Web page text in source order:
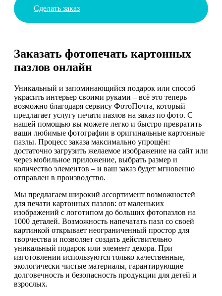
Сделать заказ
Заказать фотопечать картонных
пазлов онлайн
Уникальный и запоминающийся подарок или способ
украсить интерьер своими руками – всё это теперь
возможно благодаря сервису ФотоПочта, который
предлагает услугу печати пазлов на заказ по фото. С
нашей помощью вы можете легко и быстро превратить
ваши любимые фотографии в оригинальные картонные
пазлы. Процесс заказа максимально упрощён:
достаточно загрузить желаемое изображение на сайт или
через мобильное приложение, выбрать размер и
количество элементов – и ваш заказ будет мгновенно
отправлен в производство.
Мы предлагаем широкий ассортимент возможностей
для печати картонных пазлов: от маленьких
изображений с логотипом до больших фотопазлов на
1000 деталей. Возможность напечатать пазл со своей
картинкой открывает неограниченный простор для
творчества и позволяет создать действительно
уникальный подарок или элемент декора. При
изготовлении используются только качественные,
экологически чистые материалы, гарантирующие
долговечность и безопасность продукции для детей и
взрослых.